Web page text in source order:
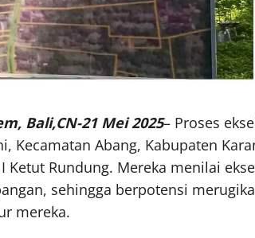
Bali,CN-21 Mei 2025– Proses
Kecamatan Abang, Kabupaten
Ketut Rundung. Mereka menilai
sehingga berpotensi
mereka.